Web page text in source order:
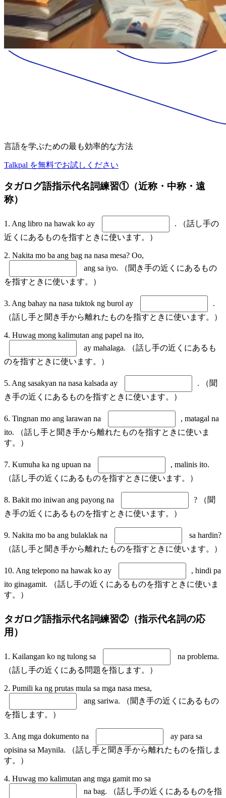
言語を学ぶための最も効率的な方法
Talkpal を無料でお試しください
タガログ語指示代名詞練習①（近称・中称・遠
称）
1. Ang libro na hawak ko ay
. （話し手の
近くにあるものを指すときに使います。）
2. Nakita mo ba ang bag na nasa mesa? Oo,
ang sa iyo. （聞き手の近くにあるもの
を指すときに使います。）
3. Ang bahay na nasa tuktok ng burol ay
.
（話し手と聞き手から離れたものを指すときに使います。）
4. Huwag mong kalimutan ang papel na ito,
ay mahalaga. （話し手の近くにあるも
のを指すときに使います。）
5. Ang sasakyan na nasa kalsada ay
. （聞
き手の近くにあるものを指すときに使います。）
6. Tingnan mo ang larawan na
, matagal na
ito. （話し手と聞き手から離れたものを指すときに使いま
す。）
7. Kumuha ka ng upuan na
, malinis ito.
（話し手の近くにあるものを指すときに使います。）
8. Bakit mo iniwan ang payong na
? （聞
き手の近くにあるものを指すときに使います。）
9. Nakita mo ba ang bulaklak na
sa hardin?
（話し手と聞き手から離れたものを指すときに使います。）
10. Ang telepono na hawak ko ay
, hindi pa
ito ginagamit. （話し手の近くにあるものを指すときに使いま
す。）
タガログ語指示代名詞練習②（指示代名詞の応
用）
1. Kailangan ko ng tulong sa
na problema.
（話し手の近くにある問題を指します。）
2. Pumili ka ng prutas mula sa mga nasa mesa,
ang sariwa. （聞き手の近くにあるもの
を指します。）
3. Ang mga dokumento na
ay para sa
opisina sa Maynila. （話し手と聞き手から離れたものを指しま
す。）
4. Huwag mo kalimutan ang mga gamit mo sa
na bag. （話し手の近くにあるものを指